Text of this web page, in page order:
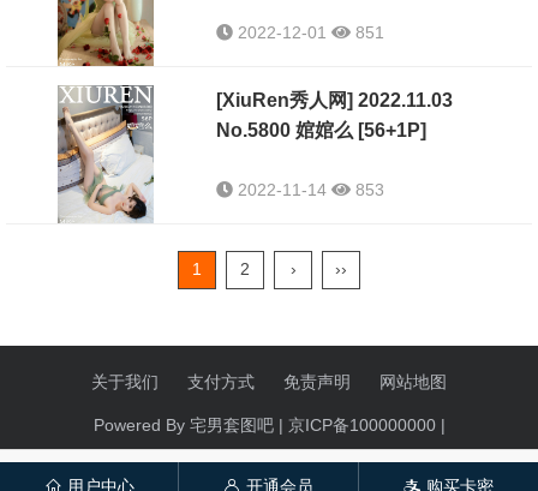
2022-12-01 851
[XiuRen秀人网] 2022.11.03
No.5800 婠婠么 [56+1P]
2022-11-14 853
1 2 › ››
关于我们 支付方式 免责声明 网站地图
Powered By 宅男套图吧 | 京ICP备100000000|
󦃑 用户中心 󦃱 开通会员 󦇱 购买卡密